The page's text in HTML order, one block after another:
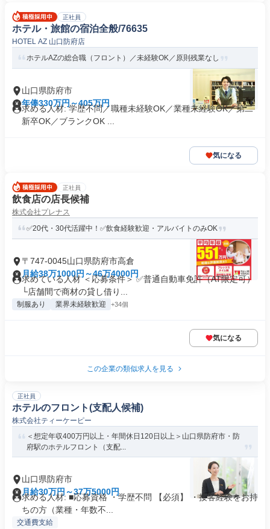
正社員
ホテル・旅館の宿泊全般/76635
HOTEL AZ 山口防府店
ホテルAZの総合職（フロント）／未経験OK／原則残業なし
山口県防府市
年俸330万円～405万円
求める人材: 学歴不問／職種未経験OK／業種未経験OK／第二
新卒OK／ブランクOK ...
気になる
正社員
飲食店の店長候補
株式会社プレナス
✅20代・30代活躍中！✅飲食経験歓迎・アルバイトのみOK
〒747-0045山口県防府市高倉
月給38万1000円～46万4000円
求めている人材 ＜応募条件＞ ✅普通自動車免許（AT限定可）
└店舗間で商材の貸し借り...
制服あり 業界未経験歓迎 +34個
気になる
この企業の類似求人を見る
正社員
ホテルのフロント(支配人候補)
株式会社ティーケーピー
＜想定年収400万円以上・年間休日120日以上＞山口県防府市・防
府駅のホテルフロント（支配...
山口県防府市
月給30万円～37万5000円
求める人材: ■応募資格 ・学歴不問 【必須】 ・接客経験をお持
ちの方（業種・年数不...
交通費支給